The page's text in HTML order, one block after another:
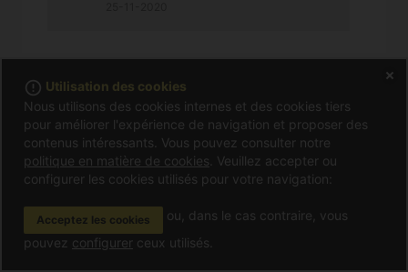
Growerthug
A acheté cet article
Bonjour 2 graines cadeaux mis à germer
100%germination a plus tard pour le retour ;)
15-10-2020
error_outline Utilisation des cookies
Nous utilisons des cookies internes et des cookies tiers
pour améliorer l'expérience de navigation et proposer des
contenus intéressants. Vous pouvez consulter notre
politique en matière de cookies . Veuillez accepter ou
configurer les cookies utilisés pour votre navigation:
Acceptez les cookies
ou, dans le cas contraire, vous
pouvez configurer ceux utilisés.